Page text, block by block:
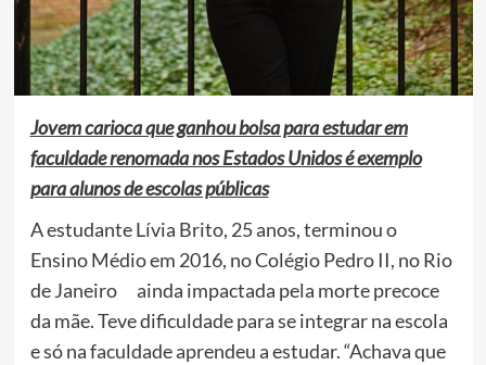
Jovem carioca que ganhou bolsa para estudar em
faculdade renomada nos Estados Unidos é exemplo
para alunos de escolas públicas
A estudante Lívia Brito, 25 anos, terminou o
Ensino Médio em 2016, no Colégio Pedro II, no Rio
de Janeiro ainda impactada pela morte precoce
da mãe. Teve dificuldade para se integrar na escola
e só na faculdade aprendeu a estudar. “Achava que